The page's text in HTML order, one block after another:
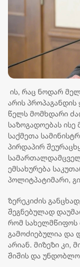
ის, რაც ნოდარ
არის
წელს მომხდარი
საზოგადოებას
საქმეთა
პირდაპირ
ემსახურება
პოლიტპატიმარი,
ზერეკიძის
შეგნებულად
რომ სახელმწიფოს
გამოძიებულია და
არიან. მიზეზი კი,
შიშის და